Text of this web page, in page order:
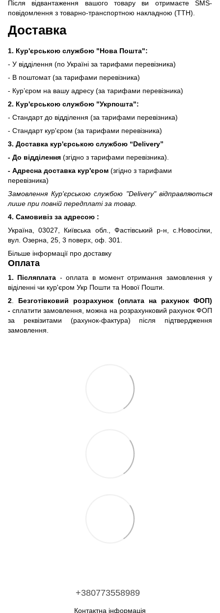
Після відвантаження вашого товару ви отримаєте SMS-
повідомлення з товарно-транспортною накладною (ТТН).
Доставка
1. Кур'єрською службою "Нова Пошта":
- У відділення (по Україні за тарифами перевізника)
- В поштомат (за тарифами перевізника)
- Кур’єром на вашу адресу (за тарифами перевізника)
2. Кур'єрською службою "Укрпошта":
- Стандарт до відділення (за тарифами перевізника)
- Стандарт кур'єром (за тарифами перевізника)
3. Доставка кур'єрською службою “Delivery”
- До відділення (згідно з тарифами перевізника).
- Адресна доставка кур'єром (згідно з тарифами
перевізника)
Замовлення Кур'єрською службою "Delivery" відправляються
лише при повній передплаті за товар.
4. Самовивіз за адресою :
Україна, 03027, Київська обл., Фастівський р-н, с.Новосілки,
вул. Озерна, 25, 3 поверх, оф. 301.
Більше інформації про доставку
Оплата
1. Післяплата - оплата в момент отримання замовлення у
віділенні чи кур'єром Укр Пошти та Нової Пошти.
2
Безготівковий розрахунок (оплата на рахунок ФОП)
-сплатити замовлення, можна на розрахунковий рахунок ФОП
за реквізитами (рахунок-фактура) після підтвердження
замовлення.
+380773558989
Контактна інформація